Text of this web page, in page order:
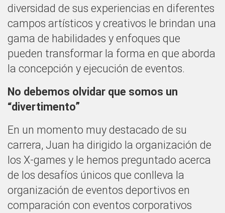
diversidad de sus experiencias en diferentes
campos artísticos y creativos le brindan una
gama de habilidades y enfoques que
pueden transformar la forma en que aborda
la concepción y ejecución de eventos.
No debemos olvidar que somos un
“divertimento”
En un momento muy destacado de su
carrera, Juan ha dirigido la organización de
los X-games y le hemos preguntado acerca
de los desafíos únicos que conlleva la
organización de eventos deportivos en
comparación con eventos corporativos